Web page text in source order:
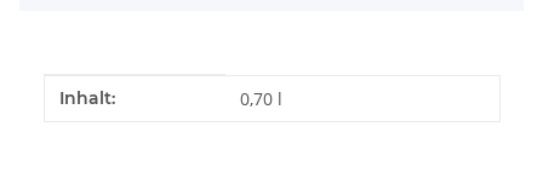
Produkteigenschaft
Wert
Inhalt: 0,70 l